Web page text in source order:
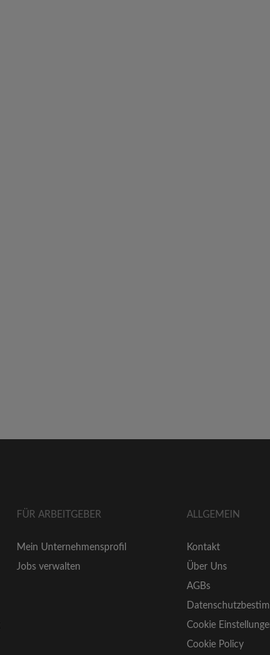
FÜR ARBEITGEBER
Mein Unternehmensprofil
Jobs verwalten
ALLGEMEIN
Kontakt
Über Uns
AGBs
Cookie
Cookie Policy